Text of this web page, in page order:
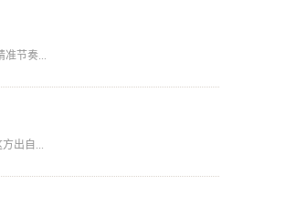
准节奏...
出自...